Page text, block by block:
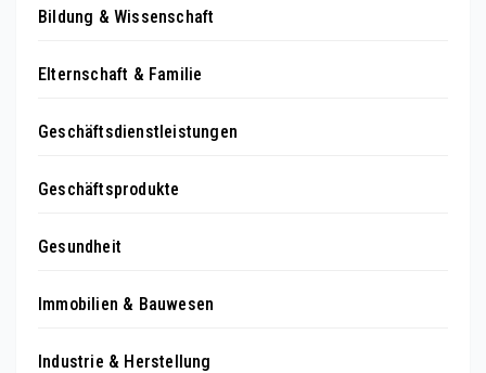
Bildung & Wissenschaft
Elternschaft & Familie
Geschäftsdienstleistungen
Geschäftsprodukte
Gesundheit
Immobilien & Bauwesen
Industrie & Herstellung